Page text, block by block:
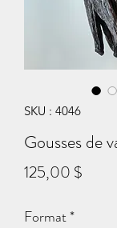
SKU : 4046
Gousses de
125,00 $
Format*